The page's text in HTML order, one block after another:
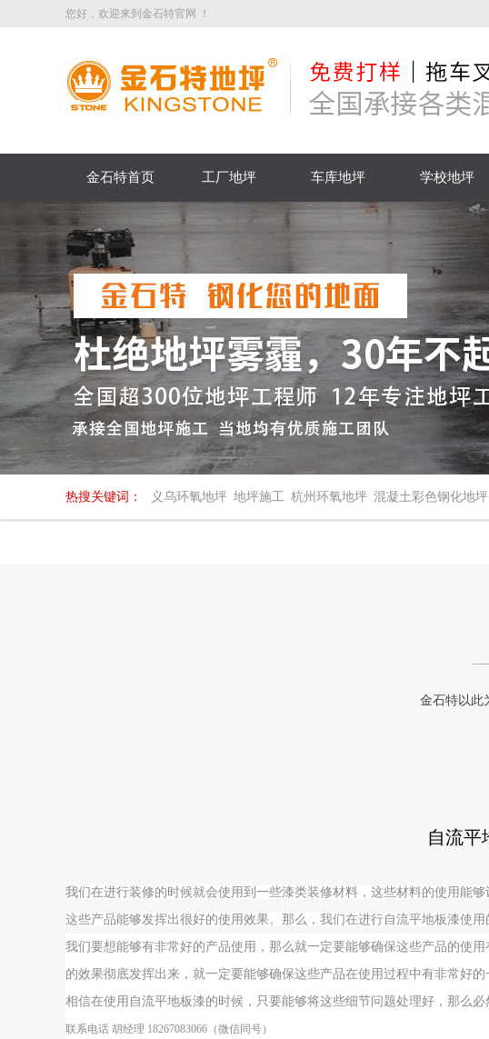
您好，欢迎来到金石特官网 ！
金石特首页 工厂地坪 车库地坪 学校地坪
热搜关键词： 义乌环氧地坪 地坪施工 杭州环氧地坪 混凝土彩色钢化地坪
自流平
我们在进行装修的时候就会使用到一些漆类装修材料，这些材料的使用能
这些产品能够发挥出很好的使用效果。那么，我们在进行自流平地板漆使用
我们要想能够有非常好的产品使用，那么就一定要能够确保这些产品的使
的效果彻底发挥出来，就一定要能够确保这些产品在使用过程中有非常好
相信在使用自流平地板漆的时候，只要能够将这些细节问题处理好，那么
联系电话 胡经理 18267083066（微信同号）